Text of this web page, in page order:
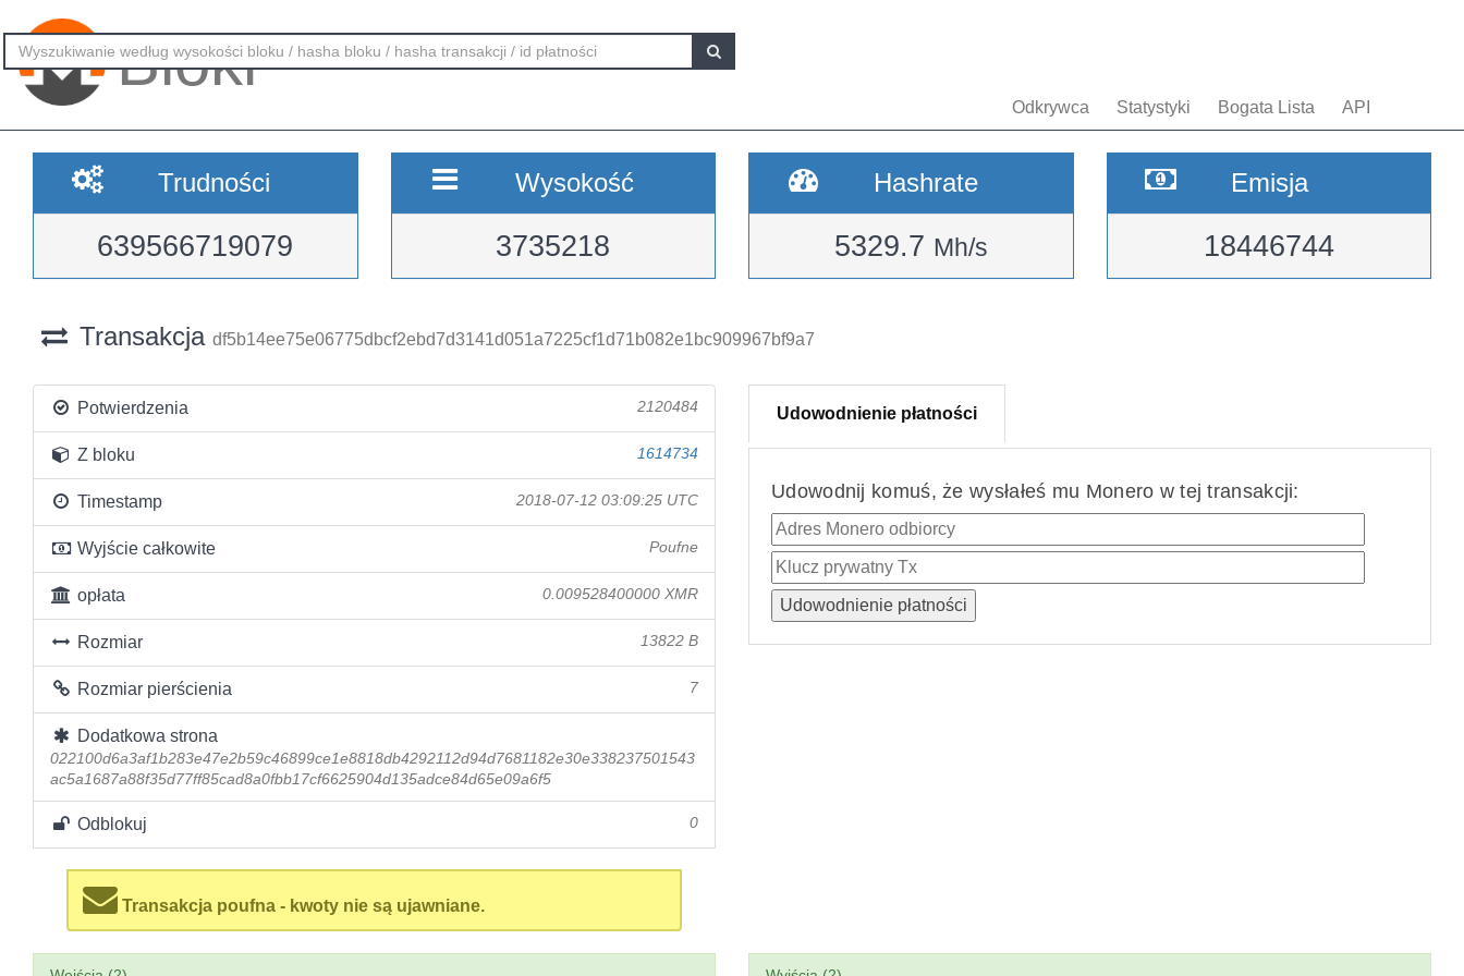
Bloki
Odkrywca Statystyki Bogata Lista API
Trudności
639566719079
Wysokość
3735218
Hashrate
5329.7 Mh/s
Emisja
18446744
Transakcja df5b14ee75e06775dbcf2ebd7d3141d051a7225cf1d71b082e1bc909967bf9a7
Potwierdzenia 2120484
Z bloku 1614734
Timestamp 2018-07-12 03:09:25 UTC
Wyjście całkowite Poufne
opłata 0.009528400000 XMR
Rozmiar 13822 B
Rozmiar pierścienia 7
Dodatkowa strona
022100d6a3af1b283e47e2b59c46899ce1e8818db4292112d94d7681182e30e338237501543
ac5a1687a88f35d77ff85cad8a0fbb17cf6625904d135adce84d65e09a6f5
Odblokuj 0
Transakcja poufna - kwoty nie są ujawniane.
Udowodnienie płatności
Udowodnij komuś, że wysłałeś mu Monero w tej transakcji: